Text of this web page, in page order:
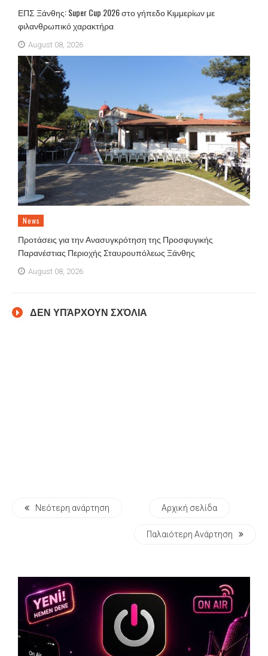
ΕΠΣ Ξάνθης: Super Cup 2026 στο γήπεδο Κιμμερίων με
φιλανθρωπικό χαρακτήρα
August 08, 2026
News
Προτάσεις για την Ανασυγκρότηση της Προσφυγικής
Παρανέστιας Περιοχής Σταυρουπόλεως Ξάνθης
August 08, 2026
ΔΕΝ ΥΠΆΡΧΟΥΝ ΣΧΌΛΙΑ
Νεότερη ανάρτηση Αρχική σελίδα
Παλαιότερη Ανάρτηση